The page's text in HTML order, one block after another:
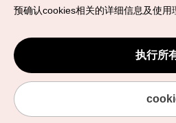
Copyrights (c) 韩国旅游发展局版
VISITKOREA官方邮箱
chnsim@knto.or.kr
预确认cookies相关的详细信息及使用
执行所